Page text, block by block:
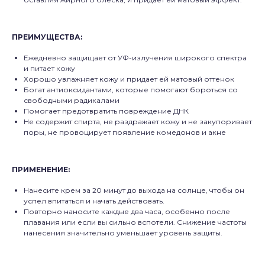
ПРЕИМУЩЕСТВА:
Ежедневно защищает от УФ-излучения широкого спектра
и питает кожу
Хорошо увлажняет кожу и придает ей матовый оттенок
Богат антиоксидантами, которые помогают бороться со
свободными радикалами
Помогает предотвратить повреждение ДНК
Не содержит спирта, не раздражает кожу и не закупоривает
поры, не провоцирует появление комедонов и акне
ПРИМЕНЕНИЕ:
Нанесите крем за 20 минут до выхода на солнце, чтобы он
успел впитаться и начать действовать.
Повторно наносите каждые два часа, особенно после
плавания или если вы сильно вспотели. Снижение частоты
нанесения значительно уменьшает уровень защиты.